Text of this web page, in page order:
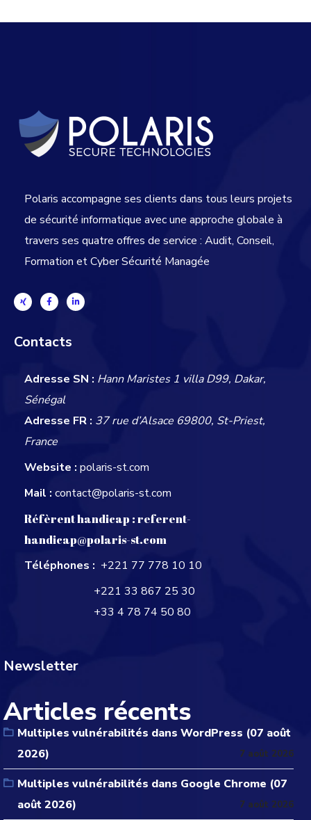
Polaris accompagne ses clients dans tous leurs projets
de sécurité informatique avec une approche globale à
travers ses quatre offres de service : Audit, Conseil,
Formation et Cyber Sécurité Managée
Contacts
Adresse SN : Hann Maristes 1 villa D99, Dakar,
Sénégal
Adresse FR : 37 rue d’Alsace 69800, St-Priest,
France
Website : polaris-st.com
Mail : contact@polaris-st.com
Réfèrent handicap :referent-
handicap@polaris-st.com
Téléphones : +221 77 778 10 10
+221 33 867 25 30
+33 4 78 74 50 80
Newsletter
Articles récents
Multiples vulnérabilités dans WordPress (07 août
2026)
7 août 2026
Multiples vulnérabilités dans Google Chrome (07
août 2026)
7 août 2026